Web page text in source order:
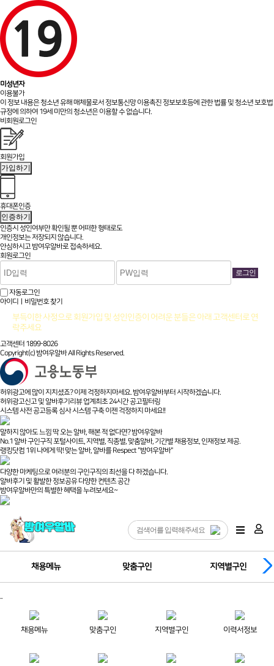
미성년자
이용불가
이 정보 내용은 청소년 유해 매체물로서 정보통신망 이용촉진 정보보호등에 관한 법률 및 청소년 보호법
규정에 의하여 19세 미만의 청소년은 이용할 수 없습니다.
비회원로그인
회원가입
가입하기
휴대폰인증
인증하기
인증시 성인여부만 확인될 뿐어떠한 형태로도
개인정보는 저장되지 않습니다.
안심하시고 밤여우알바로 접속하세요.
회원로그인
자동로그인
아이디ㅣ비밀번호 찾기
부득이한 사정으로 회원가입 및 성인인증이 어려운 분들은 아래 고객센터로 연
락주세요
고객센터 1899-8026
Copyright(c) 밤여우알바 All Rights Reserved.
허위광고에 많이 지치셨죠? 이제 걱정하지마세요. 밤여우알바부터 시작하겠습니다.
허위광고신고 및 알바후기리뷰 업계최초 24시간 공고필터링
시스템 사전 공고등록 심사 시스템 구축 이젠 걱정하지 마세요!!
말하지 않아도 느낌 딱 오는 알바, 해본 적 없다면? 밤여우알바
No.1 알바 구인구직 포털사이트, 지역별, 직종별, 맞춤알바, 기간별 채용정보, 인재정보 제공.
랭킹닷컴 1위 나에게 딱! 맞는 알바, 알바를 Respect "밤여우알바"
다양한 마케팅으로 여러분의 구인구직의 최선을 다 하겠습니다.
알바후기 및 활발한 정보공유 다양한 컨텐츠 공간
밤여우알바만의 특별한 혜택을 누려보세요~
채용메뉴 맞춤구인 지역별구인
..
채용메뉴 맞춤구인 지역별구인 이력서정보